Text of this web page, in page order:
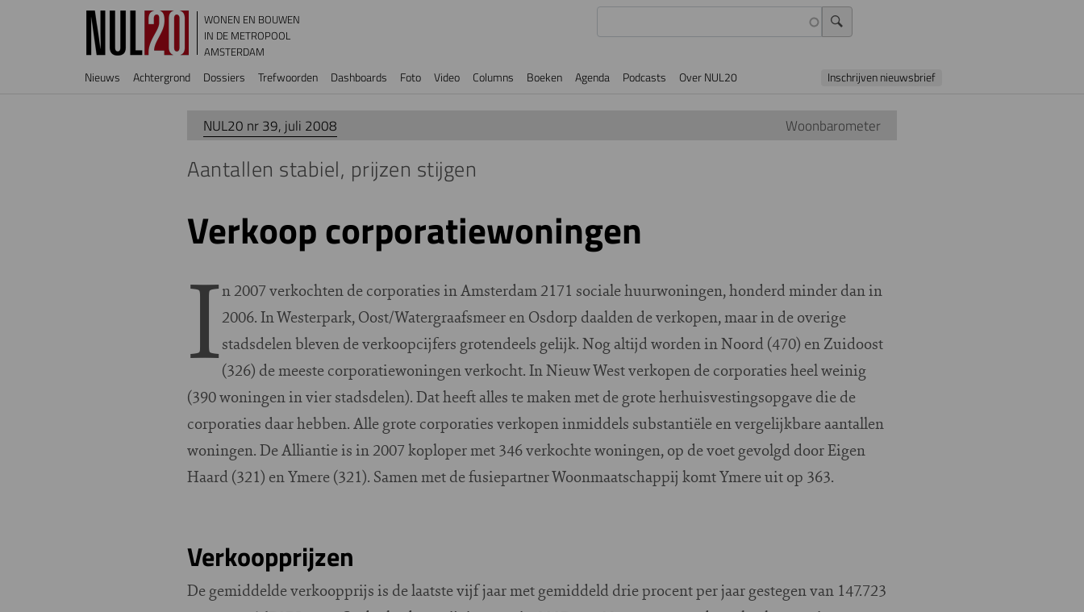
Overslaan en naar de inhoud gaan
WONEN EN BOUWEN
IN DE METROPOOL
AMSTERDAM
Hoofdnavigatie
Nieuws Achtergrond Dossiers Trefwoorden Dashboards Foto Video Columns Boeken Agenda Podcasts Over NUL20 Inschrijven nieuwsbrief
NUL20 nr 39, juli 2008 Woonbarometer
Aantallen stabiel, prijzen stijgen
Verkoop corporatiewoningen
In 2007 verkochten de corporaties in Amsterdam 2171 sociale huurwoningen, honderd minder dan in
2006. In Westerpark, Oost/Watergraafsmeer en Osdorp daalden de verkopen, maar in de overige
stadsdelen bleven de verkoopcijfers grotendeels gelijk. Nog altijd worden in Noord (470) en Zuidoost
(326) de meeste corporatiewoningen verkocht. In Nieuw West verkopen de corporaties heel weinig
(390 woningen in vier stadsdelen). Dat heeft alles te maken met de grote herhuisvestingsopgave die de
corporaties daar hebben. Alle grote corporaties verkopen inmiddels substantiële en vergelijkbare aantallen
woningen. De Alliantie is in 2007 koploper met 346 verkochte woningen, op de voet gevolgd door Eigen
Haard (321) en Ymere (321). Samen met de fusiepartner Woonmaatschappij komt Ymere uit op 363.
Verkoopprijzen
De gemiddelde verkoopprijs is de laatste vijf jaar met gemiddeld drie procent per jaar gestegen van 147.723